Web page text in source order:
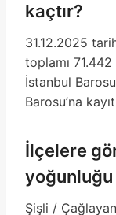
kaçtır?
31.12.2025
toplamı 71.442
İstanbul
Barosu’na
İlçelere
yoğunluğu
Şişli /